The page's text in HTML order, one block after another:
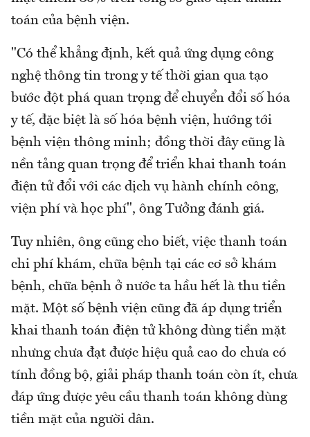
toán của bệnh viện.
"Có thể khẳng định, kết quả ứng dụng công
nghệ thông tin trong y tế thời gian qua tạo
bước đột phá quan trọng để chuyển đổi số hóa
y tế, đặc biệt là số hóa bệnh viện, hướng tới
bệnh viện thông minh; đồng thời đây cũng là
nền tảng quan trọng để triển khai thanh toán
điện tử đổi với các dịch vụ hành chính công,
viện phí và học phí", ông Tưởng đánh giá.
Tuy nhiên, ông cũng cho biết, việc thanh toán
chi phí khám, chữa bệnh tại các cơ sở khám
bệnh, chữa bệnh ở nước ta hầu hết là thu tiền
mặt. Một số bệnh viện cũng đã áp dụng triển
khai thanh toán điện tử không dùng tiền mặt
nhưng chưa đạt được hiệu quả cao do chưa có
tính đồng bộ, giải pháp thanh toán còn ít, chưa
đáp ứng được yêu cầu thanh toán không dùng
tiền mặt của người dân.